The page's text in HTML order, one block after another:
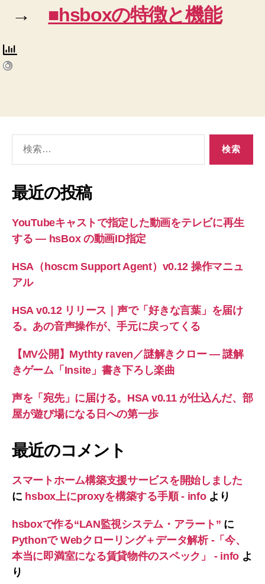
→ ■hsboxの特徴と機能
象:
最近の投稿
YouTubeキャストで指定した動画をテレビに再生
する ― hsBox の動画ID指定
HSA（hoscm Support Agent）v0.12 操作マニュ
アル
HSA v0.12 リリース｜声で「好きな言葉」を届け
る。あの音声操作が、手元に戻ってくる
【MV公開】Mythty raven／謎解きクロー — 謎解
きゲーム「Insite」書き下ろし楽曲
声を「宛先」に届ける。HSA v0.11 が仕込んだ、部
屋が遊び場になる日への第一歩
最近のコメント
スマートホーム構築支援サービスを開始しました
に hsbox上にproxyを構築する手順 - infoより
hsboxで作る“LAN監視システム・アラート” に
Pythonで Webクローリング＋データ解析 -「今、
本当に即満室になる賃貸物件のスペック」 - infoよ
り